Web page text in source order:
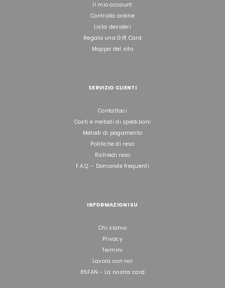
Il mio account
Controlla ordine
Lista desideri
Regala una Gift Card
Mappa del sito
SERVIZIO CLIENTI
Contattaci
Costi e metodi di spedizioni
Metodi di pagamento
Politiche di reso
Richiedi reso
F.A.Q. - Domande frequenti
INFORMAZIONI SU
Chi siamo
Privacy
Termini
Lavora con noi
85FAN - La nostra card